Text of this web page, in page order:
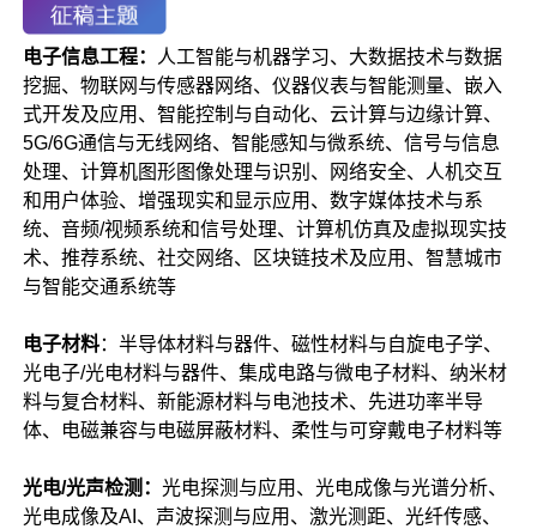
电子信息工程：
人工智能与机器学习、大数据技术与数据
挖掘、物联网与传感器网络、仪器仪表与智能测量、嵌入
式开发及应用、智能控制与自动化、云计算与边缘计算、
5G/6G通信与无线网络、智能感知与微系统、信号与信息
处理、计算机图形图像处理与识别、网络安全、人机交互
和用户体验、增强现实和显示应用、数字媒体技术与系
统、音频/视频系统和信号处理、计算机仿真及虚拟现实技
术、推荐系统、社交网络、区块链技术及应用、智慧城市
与智能交通系统等
电子材料：半导体材料与器件、磁性材料与自旋电子学、
光电子/光电材料与器件、集成电路与微电子材料、纳米材
料与复合材料、新能源材料与电池技术、先进功率半导
体、电磁兼容与电磁屏蔽材料、柔性与可穿戴电子材料等
光电/光声检测：光电探测与应用、光电成像与光谱分析、
光电成像及AI、声波探测与应用、激光测距、光纤传感、